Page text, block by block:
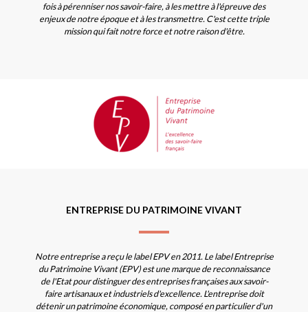
fois à pérenniser nos savoir-faire, à les mettre à l'épreuve des
enjeux de notre époque et à les transmettre. C'est cette triple
mission qui fait notre force et notre raison d'être.
ENTREPRISE DU PATRIMOINE VIVANT
Notre entreprise a reçu le label EPV en 2011. Le label Entreprise
du Patrimoine Vivant (EPV) est une marque de reconnaissance
de l'Etat pour distinguer des entreprises françaises aux savoir-
faire artisanaux et industriels d'excellence. L'entreprise doit
détenir un patrimoine économique, composé en particulier d'un